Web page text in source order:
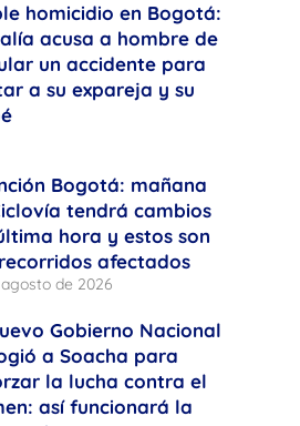
homicidio en Bogotá:
acusa a hombre de
un accidente para
a su expareja y su
Bogotá: mañana
tendrá cambios
hora y estos son
afectados
de 2026
Gobierno Nacional
a Soacha para
la lucha contra el
así funcionará la